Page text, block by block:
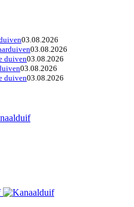
03.08.2026
03.08.2026
duiven03.08.2026
03.08.2026
duiven03.08.2026